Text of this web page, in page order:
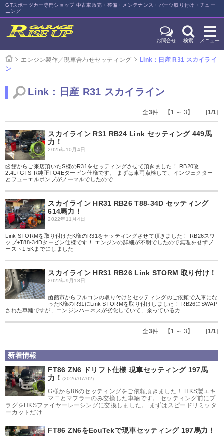
GTスポーツカー専門ショップ 中古車販売・整備・メンテナンス・パーツ取り付け・チュー
ニング
お問合せ 検索 メニュー
エンジン製作／現車合わせセッティング
Link：日産 R31 スカイライ
ン
Link：日産 R31 スカイライン
全3件 【1 ～ 3】 [1/1]
スカイライン R31 RB24 Link セッティング 449馬
力！
2025年10月4日
函館からご来店頂いたS様のR31をセッティングさせて頂きました！ RB20改
2.4L+GTS-R純正TO4Eタービン仕様です。 まずは車両点検して、インジェクター
とフューエルポンプがノーマルでしたので
スカイライン HR31 RB26 T88-34D セッティング
614馬力！
2022年11月4日
Link STORMを取り付けたK様のR31をセッティングさせて頂きました！ RB26スワ
ップ+T88-34Dタービン仕様です！ エンジンの詳細が不明でしたので無理をせずブ
ースト1.5Kまでにしました
スカイライン HR31 RB26 Link STORM 取り付け！
2022年9月18日
函館市からフルコンの取り付けとセッティングのご依頼で入庫にな
ったK様のR31にLink STORMを取り付けしました！ RB26にSWAP
された車輛ですが、エンジンハーネスが劣化していて、余っているカ
全3件 【1 ～ 3】 [1/1]
新着情報
FT86 ZN6 ドリフト仕様 現車セッティング 197馬
力！ (2026/07/02)
G様から86のセッティングをご依頼頂きました！ HKS製エキ
マニとマフラーのみ交換した車輛です。 セッティング前にプ
ラグをHKSファイヤーレーシングに交換しました。 まずはスピードリミッタ
ーカットだけ
FT86 ZN6をEcuTekで現車セッティング 197馬力！